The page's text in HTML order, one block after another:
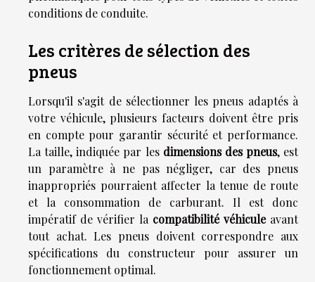
conditions de conduite.
Les critères de sélection des
pneus
Lorsqu'il s'agit de sélectionner les pneus adaptés à
votre véhicule, plusieurs facteurs doivent être pris
en compte pour garantir sécurité et performance.
La taille, indiquée par les dimensions des pneus, est
un paramètre à ne pas négliger, car des pneus
inappropriés pourraient affecter la tenue de route
et la consommation de carburant. Il est donc
impératif de vérifier la compatibilité véhiculeavant
tout achat. Les pneus doivent correspondre aux
spécifications du constructeur pour assurer un
fonctionnement optimal.